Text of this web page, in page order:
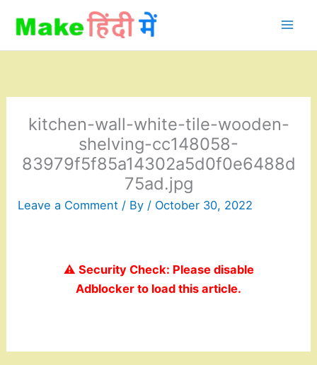
content
kitchen-wall-white-tile-wooden-
shelving-cc148058-
83979f5f85a14302a5d0f0e6488d
75ad.jpg
Leave a Comment / By / October 30, 2022
⚠️ Security Check: Please disable
Adblocker to load this article.